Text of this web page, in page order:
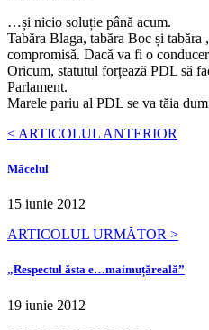
…și nicio soluție până acum.
Tabăra Blaga, tabăra Boc și
compromisă. Dacă va fi o
Oricum, statutul forțează PDL să
Parlament.
Marele pariu al PDL se va tăia
< ARTICOLUL ANTERIOR
Măcelul
15 iunie 2012
ARTICOLUL URMĂTOR >
„Respectul ăsta e…maimuțăreală”
19 iunie 2012